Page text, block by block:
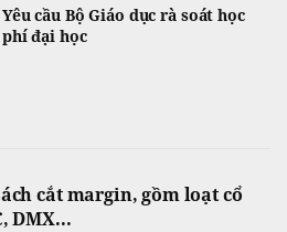
Yêu cầu Bộ Giáo dục rà soát học
phí đại học
cắt margin, gồm loạt cổ
DMX...